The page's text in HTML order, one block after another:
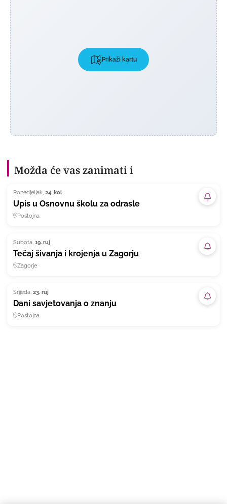
Prikaži kartu
Možda će vas zanimati i
Ponedjeljak, 24. kol
Upis u Osnovnu školu za odrasle
Postojna
Subota, 19. ruj
Tečaj šivanja i krojenja u Zagorju
Zagorje
Srijeda, 23. ruj
Dani savjetovanja o znanju
Postojna